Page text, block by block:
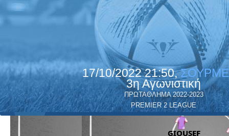
17/10/2022 21:50,
3η Αγωνιστική
ΠΡΩΤΑΘΛΗΜΑ 2022-2023
PREMIER 2 LEAGUE